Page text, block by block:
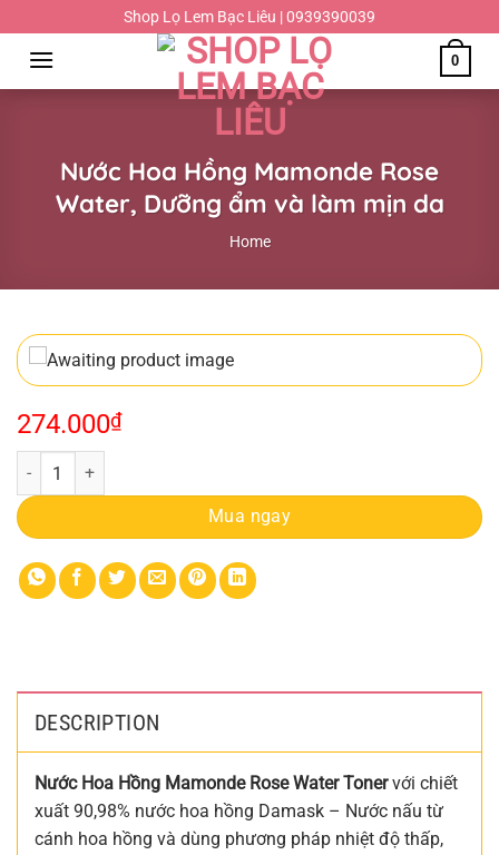
đến
dung
Shop Lọ Lem Bạc Liêu | 0939390039
0
Nước Hoa Hồng Mamonde Rose
Water, Dưỡng ẩm và làm mịn da
Home
274.000₫
Nước Hoa Hồng Mamonde Rose Water, Dưỡng ẩm và làm mịn da
Mua ngay
DESCRIPTION
Nước Hoa Hồng Mamonde Rose Water Tonervới chiết
xuất 90,98% nước hoa hồng Damask – Nước nấu từ
cánh hoa hồng và dùng phương pháp nhiệt độ thấp,